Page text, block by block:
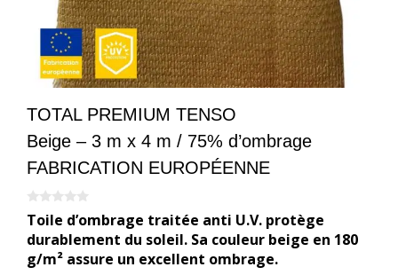
TOTAL PREMIUM TENSO
Beige – 3 m x 4 m / 75% d’ombrage
FABRICATION EUROPÉENNE
0
s
u
r
5
Toile d’ombrage traitée anti U.V. protège
durablement du soleil. Sa couleur beige en 180
g/m² assure un excellent ombrage.